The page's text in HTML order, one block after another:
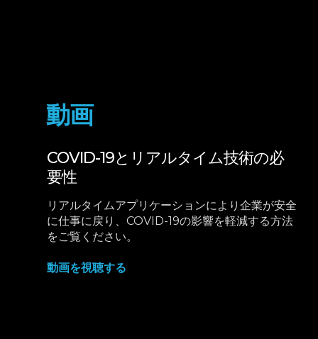
動画
COVID-19とリアルタイム技術の必
要性
リアルタイムアプリケーションにより企業が安全
に仕事に戻り、COVID-19の影響を軽減する方法
をご覧ください。
動画を視聴する